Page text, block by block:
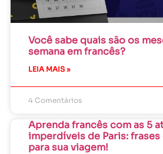
Você sabe quais são os
semana em francês?
LEIA MAIS »
4 Comentários
Aprenda francês com as 5
imperdíveis de Paris:
para sua viagem!